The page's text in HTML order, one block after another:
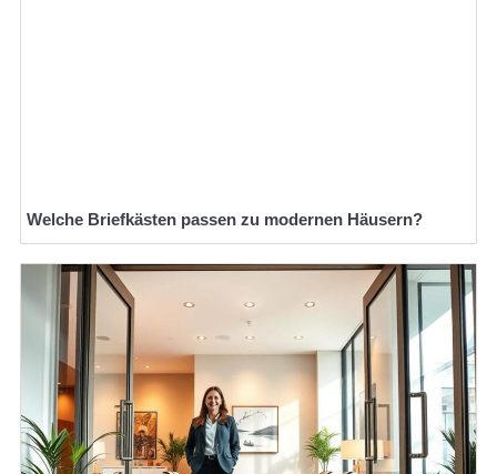
Welche Briefkästen passen zu modernen Häusern?